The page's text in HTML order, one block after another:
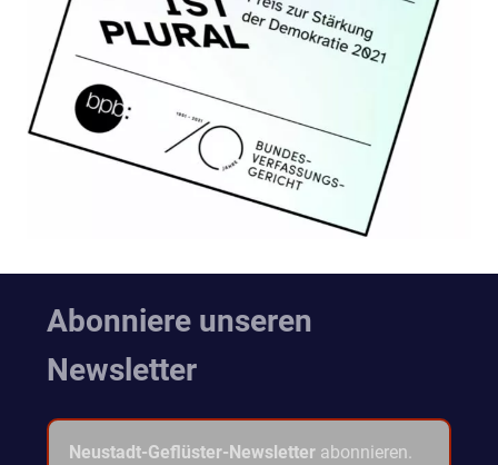
Abonniere unseren
Newsletter
Neustadt-Geflüster-Newsletter abonnieren.